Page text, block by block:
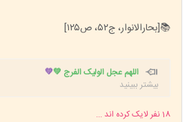
📚[بحارالانوار، ج۵۲، ص۱۲۵]
اللهم عجل الولیک الفرج 💚💚
بیشتر ببینید
18نفر لایک کرده اند ...